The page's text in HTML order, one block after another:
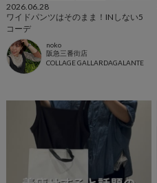
2026.06.28
ワイドパンツはそのまま！INしない5
コーデ
noko
阪急三番街店
COLLAGE GALLARDAGALANTE